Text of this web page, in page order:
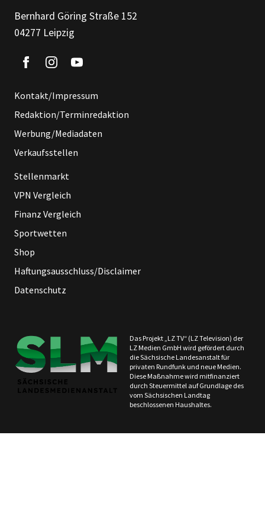
Bernhard Göring Straße 152
04277 Leipzig
Kontakt/Impressum
Redaktion/Terminredaktion
Werbung/Mediadaten
Verkaufsstellen
Stellenmarkt
VPN Vergleich
Finanz Vergleich
Sportwetten
Shop
Haftungsausschluss/Disclaimer
Datenschutz
Das Projekt „LZ TV“ (LZ Television) der
LZ Medien GmbH wird gefördert durch
die Sächsische Landesanstalt für
privaten Rundfunk und neue Medien.
Diese Maßnahme wird mitfinanziert
durch Steuermittel auf Grundlage des
vom Sächsischen Landtag
beschlossenen Haushaltes.